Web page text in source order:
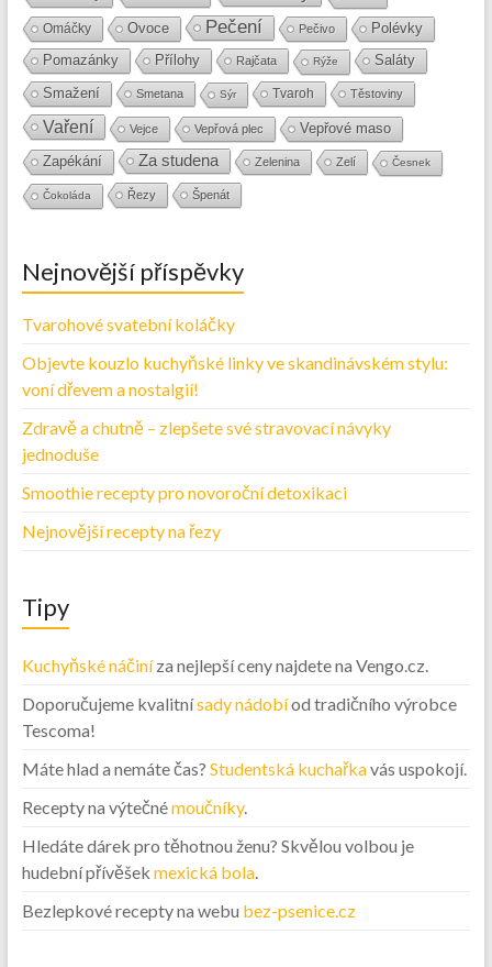
Omáčky Ovoce Pečení Pečivo Polévky
Pomazánky Přílohy Rajčata Rýže
Saláty
Smažení
Smetana Sýr Tvaroh Těstoviny
Vaření Vejce Vepřová plec
Vepřové maso
Zapékání
Za studena Zelenina Zelí Česnek
Čokoláda Řezy Špenát
Nejnovější příspěvky
Tvarohové svatební koláčky
Objevte kouzlo kuchyňské linky ve skandinávském stylu:
voní dřevem a nostalgií!
Zdravě a chutně – zlepšete své stravovací návyky
jednoduše
Smoothie recepty pro novoroční detoxikaci
Nejnovější recepty na řezy
Tipy
Kuchyňské náčiníza nejlepší ceny najdete na Vengo.cz.
Doporučujeme kvalitnísady nádobíod tradičního výrobce
Tescoma!
Máte hlad a nemáte čas? Studentská kuchařkavás uspokojí.
Recepty na výtečnémoučníky.
Hledáte dárek pro těhotnou ženu? Skvělou volbou je
hudební přívěšek mexická bola.
Bezlepkové recepty na webu bez-psenice.cz